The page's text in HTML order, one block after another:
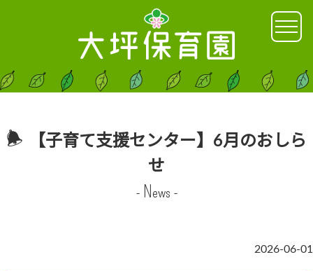
【子育て支援センター】6月のおしら
せ
- News -
2026-06-01